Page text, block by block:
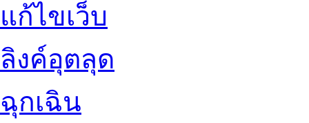
แก้ไขเว็บ
ลิงค์อุตลุด
ฉุกเฉิน